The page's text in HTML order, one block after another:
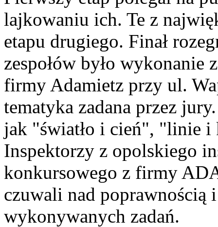
lajkowaniu ich. Te z
etapu drugiego. Finał
zespołów było wykonanie
firmy Adamietz przy ul.
tematyka zadana przez
jak "światło i cień", "linie i
Inspektorzy z opolskiego
konkursowego z firmy
czuwali nad poprawnością
wykonywanych zadań.